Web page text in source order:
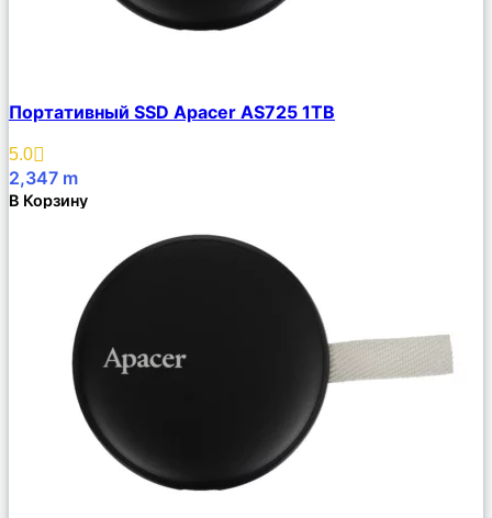
Описание
Избранное
Портативный SSD Apacer AS725 1TB
5.0
2,347 m
В Корзину